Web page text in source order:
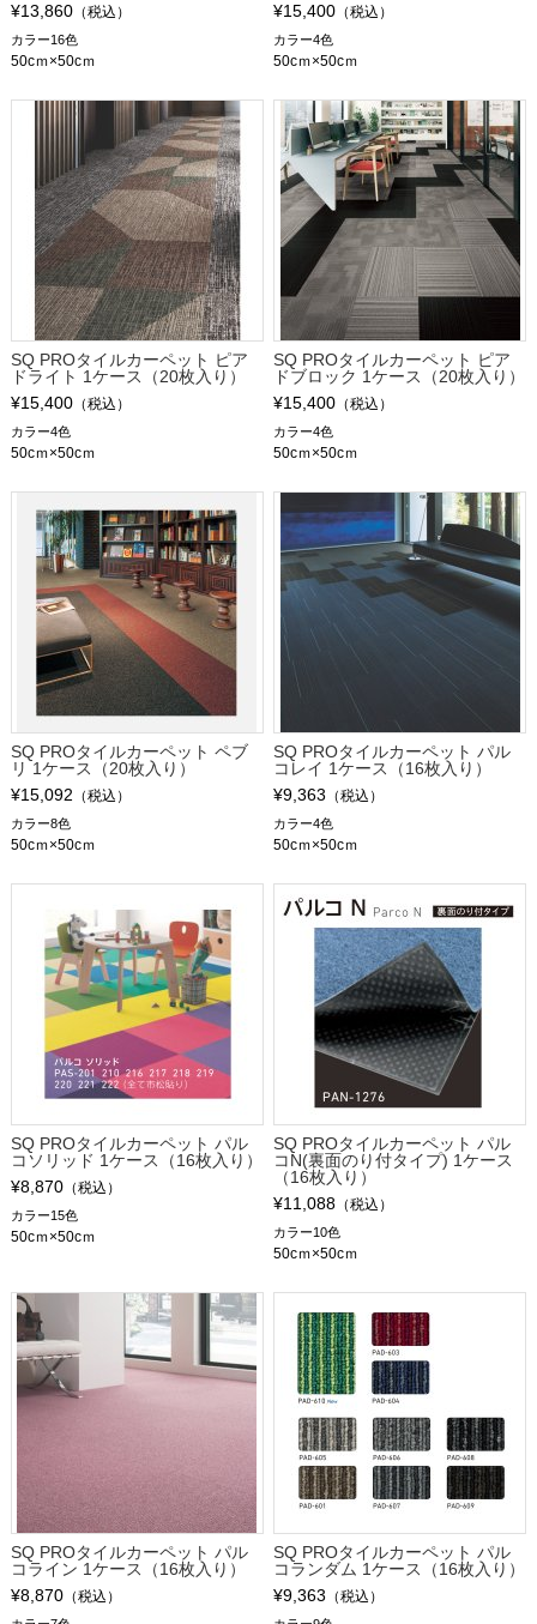
¥13,860（税込）
カラー16色
50cｍ×50cｍ
¥15,400 （税込）
カラー4色
50cｍ×50cｍ
SQ PROタイルカーペット ピア
ドライト 1ケース（20枚入り）
¥15,400（税込）
カラー4色
50cｍ×50cｍ
SQ PROタイルカーペット ピア
ドブロック 1ケース（20枚入り）
¥15,400 （税込）
カラー4色
50cｍ×50cｍ
SQ PROタイルカーペット ペブ
リ 1ケース（20枚入り）
¥15,092 （税込）
カラー8色
50cｍ×50cｍ
SQ PROタイルカーペット パル
コレイ 1ケース（16枚入り）
¥9,363 （税込）
カラー4色
50cｍ×50cｍ
SQ PROタイルカーペット パル
コソリッド 1ケース（16枚入り）
¥8,870（税込）
カラー15色
50cｍ×50cｍ
SQ PROタイルカーペット パル
コN(裏面のり付タイプ) 1ケース
（16枚入り）
¥11,088 （税込）
カラー10色
50cｍ×50cｍ
SQ PROタイルカーペット パル
コライン 1ケース（16枚入り）
¥8,870（税込）
SQ PROタイルカーペット パル
コランダム 1ケース（16枚入り）
¥9,363 （税込）